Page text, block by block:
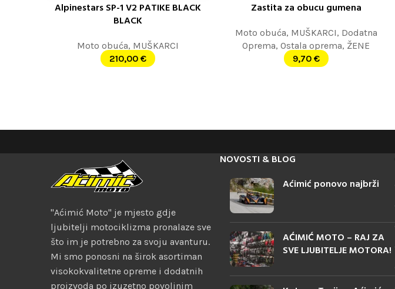
ODABERITE OPCIJE
Alpinestars SP-1 V2 PATIKE BLACK
BLACK
Moto obuća, MUŠKARCI
210,00 €
DODAJ U KORPU
Zastita za obucu gumena
Moto obuća, MUŠKARCI, Dodatna
Oprema, Ostala oprema, ŽENE
9,70 €
"Aćimić Moto" je mjesto gdje
ljubitelji motociklizma pronalaze sve
što im je potrebno za svoju avanturu.
Mi smo ponosni na širok asortiman
visokokvalitetne opreme i dodatnih
proizvoda po izuzetno povoljnim
NOVOSTI & BLOG
Aćimić ponovo najbrži
AĆIMIĆ MOTO – RAJ ZA
SVE LJUBITELJE MOTORA!